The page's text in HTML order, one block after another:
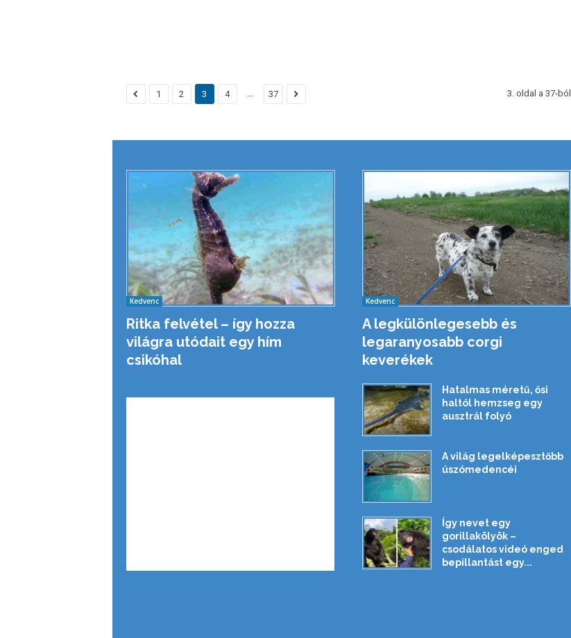
1 2 3 4 37 3. oldal a 37-ból
Kedvenc
Ritka felvétel – így hozza
világra utódait egy hím
csikóhal
Kedvenc
A legkülönlegesebb és
legaranyosabb corgi
keverékek
Hatalmas méretű, ősi
haltól hemzseg egy
ausztrál folyó
A világ legelképesztőbb
úszómedencéi
Így nevet egy
gorillakölyök –
csodálatos videó enged
bepillantást egy...